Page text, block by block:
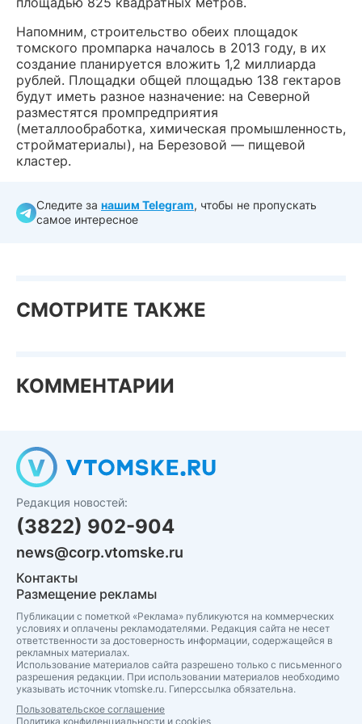
Напомним, строительство обеих площадок
томского промпарка началось в 2013 году, в их
создание планируется вложить 1,2 миллиарда
рублей. Площадки общей площадью 138 гектаров
будут иметь разное назначение: на Северной
разместятся промпредприятия
(металлообработка, химическая промышленность,
стройматериалы), на Березовой — пищевой
кластер.
Следите за нашим Telegram, чтобы не пропускать
самое интересное
СМОТРИТЕ ТАКЖЕ
КОММЕНТАРИИ
Редакция новостей:
(3822) 902-904
news@corp.vtomske.ru
Контакты
Размещение рекламы
Публикации с пометкой «Реклама» публикуются на коммерческих
условиях и оплачены рекламодателями. Редакция сайта не несет
ответственности за достоверность информации, содержащейся в
рекламных материалах.
Использование материалов сайта разрешено только с письменного
разрешения редакции. При использовании материалов необходимо
указывать источник vtomske.ru. Гиперссылка обязательна.
Пользовательское соглашение
Политика конфиденциальности и cookies